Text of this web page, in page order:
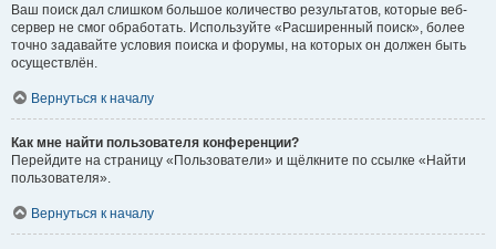
Ваш поиск дал слишком большое количество результатов, которые веб-
сервер не смог обработать. Используйте «Расширенный поиск», более
точно задавайте условия поиска и форумы, на которых он должен быть
осуществлён.
Вернуться к началу
Как мне найти пользователя конференции?
Перейдите на страницу «Пользователи» и щёлкните по ссылке «Найти
пользователя».
Вернуться к началу